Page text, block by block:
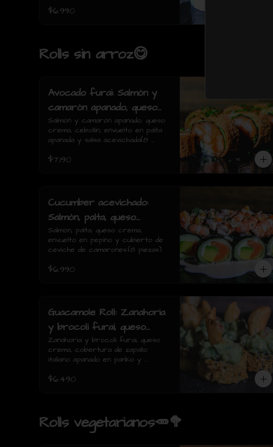
piezas)
$6.990
Rolls sin arroz😋
Avocado furai: Salmón y
camarón apanado, queso
crema, cebollín, envuelto
en palta apanada y salsa
Salmón y camarón apanado, queso
crema, cebollín, envuelto en palta
apanada y salsa acevichada(8
$7.190
Cucumber acevichado:
Salmón, palta, queso
crema, envuelto en pepino
y cubierto de ceviche de
Salmón, palta, queso crema,
envuelto en pepino y cubierto de
ceviche de camarones.(8 piezas)
$6.990
Guacamole Roll: Zanahoria
y brocoli furai, queso
crema, cobertura de
zapallo italiano apanado en
papas fritas.(8 piezas)
Zanahoria y brocoli furai, queso
crema, cobertura de zapallo
italiano apanado en panko y
piezas)
$6.490
Rolls vegetarianos🥕🥦